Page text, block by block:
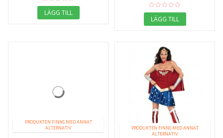
LÄGG TILL
LÄGG TILL
PRODUKTEN FINNS MED ANNAT
ALTERNATIV
PRODUKTEN FINNS MED ANNAT
ALTERNATIV